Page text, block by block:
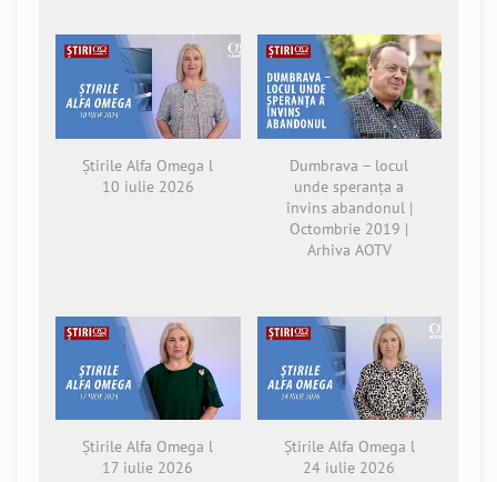
Știrile Alfa Omega l
10 iulie 2026
Dumbrava – locul
unde speranța a
învins abandonul |
Octombrie 2019 |
Arhiva AOTV
Știrile Alfa Omega l
17 iulie 2026
Știrile Alfa Omega l
24 iulie 2026